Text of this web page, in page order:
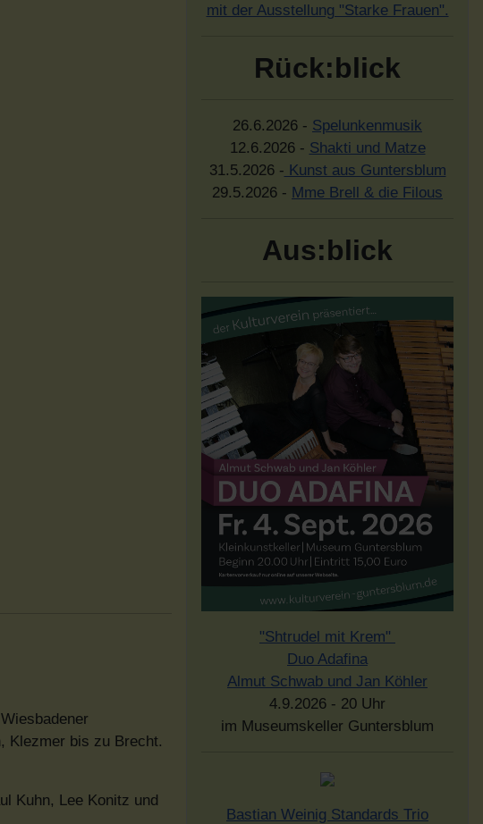
Klezmer bis zu Brecht.
Kuhn, Lee Konitz und
mit der Ausstellung "Starke Frauen".
Rück:blick
26.6.2026 - Spelunkenmusik
12.6.2026 - Shakti und Matze
31.5.2026 - Kunst aus Guntersblum
29.5.2026 - Mme Brell & die Filous
Aus:blick
"Shtrudel mit Krem"
Duo Adafina
Almut Schwab und Jan Köhler
4.9.2026 - 20 Uhr
im Museumskeller Guntersblum
Bastian Weinig Standards Trio